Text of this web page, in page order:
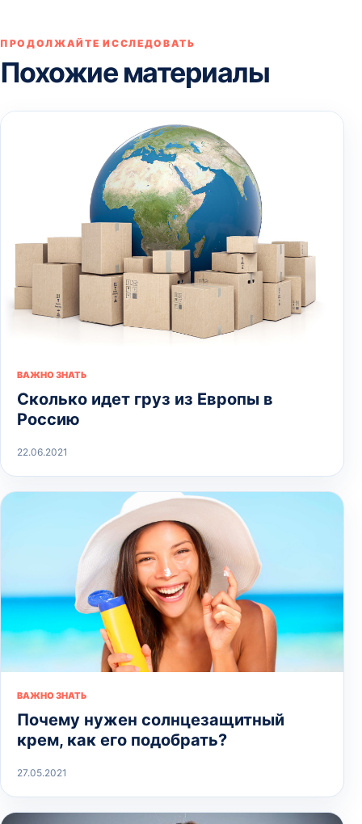
ПРОДОЛЖАЙТЕ ИССЛЕДОВАТЬ
Похожие материалы
ВАЖНО ЗНАТЬ
Сколько идет груз из Европы в
Россию
22.06.2021
ВАЖНО ЗНАТЬ
Почему нужен солнцезащитный
крем, как его подобрать?
27.05.2021